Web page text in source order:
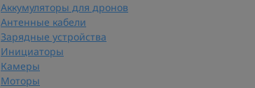
Аккумуляторы для дронов
Антенные кабели
Зарядные устройства
Инициаторы
Камеры
Моторы